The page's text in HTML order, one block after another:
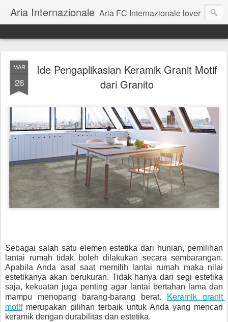
Aria Internazionale Aria FC Internazionale lover
MAR
26
Ide Pengaplikasian Keramik Granit Motif
dari Granito
Sebagai salah satu elemen estetika dari hunian, pemilihan
lantai rumah tidak boleh dilakukan secara sembarangan.
Apabila Anda asal saat memilih lantai rumah maka nilai
estetikanya akan berukuran. Tidak hanya dari segi estetika
saja, kekuatan juga penting agar lantai bertahan lama dan
mampu menopang barang-barang berat. Keramik granit
motif merupakan pilihan terbaik untuk Anda yang mencari
keramik dengan durabilitas dan estetika.